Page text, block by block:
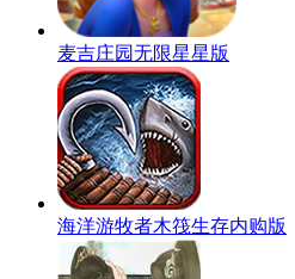
麦吉庄园无限星星版
海洋游牧者木筏生存内购版